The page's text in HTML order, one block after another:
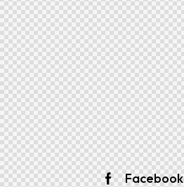
Facebook